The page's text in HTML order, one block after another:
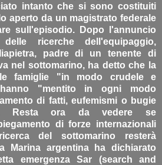
intanto che si sono costituiti
aperto da un magistrato federale
sull'episodio. Dopo l'annuncio
ricerche dell'equipaggio,
padre di un tenente di
nel sottomarino, ha detto che la
famiglie "in modo crudele e
"mentito in ogni modo
di fatti, eufemismi o bugie
Resta ora da vedere se
di forze internazionali
del sottomarino resterà
Marina argentina ha dichiarato
emergenza Sar (search and